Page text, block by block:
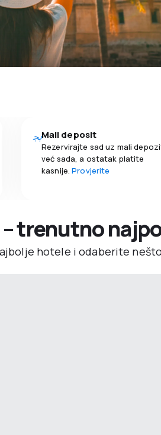
Mali deposit
Rezervirajte sad uz mali
već sada, a ostatak platite
kasnije.Provjerite
trenutno
hotele i odaberite